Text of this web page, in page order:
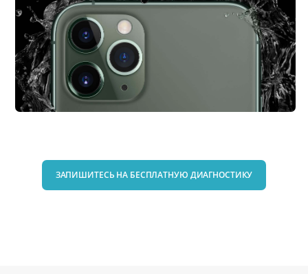
ЗАПИШИТЕСЬ НА БЕСПЛАТНУЮ ДИАГНОСТИКУ